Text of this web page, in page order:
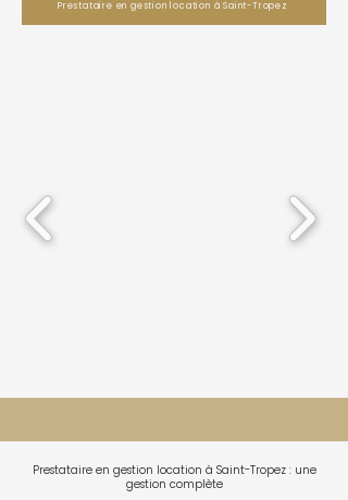
Prestataire en gestion location à Saint-Tropez
Prestataire en gestion location à Saint-Tropez : une
gestion complète